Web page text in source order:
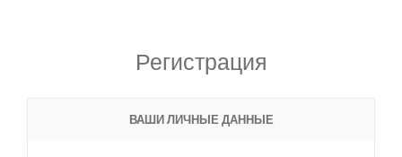
Регистрация
ВАШИ ЛИЧНЫЕ ДАННЫЕ